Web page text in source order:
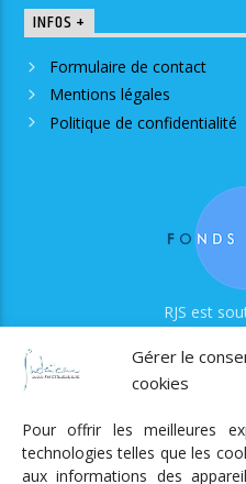
Gérer le
cookies
Pour offrir les meilleures
technologies telles que les
aux informations des
INFOS +
Formulaire de contact
Mentions légales
Politique de confidentialité
RJS est